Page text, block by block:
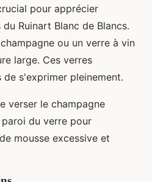
pour apprécier
Ruinart Blanc de Blancs.
ou un verre à vin
large. Ces verres
s'exprimer pleinement.
verser le champagne
du verre pour
mousse excessive et